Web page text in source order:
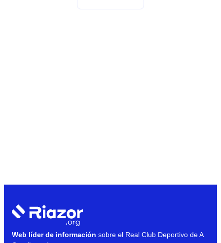
Web líder de información sobre el Real Club Deportivo de A